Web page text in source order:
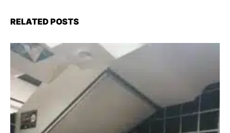
RELATED POSTS